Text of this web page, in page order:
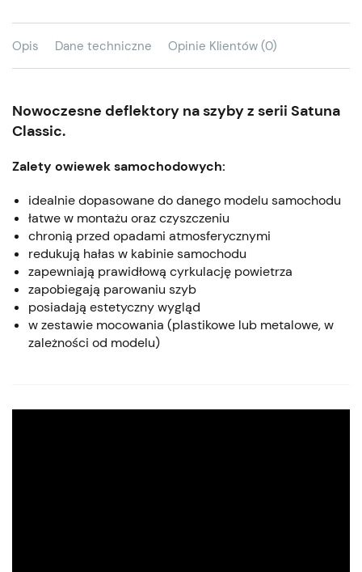
Opis Dane techniczne Opinie Klientów (0)
Nowoczesne deflektory na szyby z serii Satuna
Classic.
Zalety owiewek samochodowych:
idealnie dopasowane do danego modelu samochodu
łatwe w montażu oraz czyszczeniu
chronią przed opadami atmosferycznymi
redukują hałas w kabinie samochodu
zapewniają prawidłową cyrkulację powietrza
zapobiegają parowaniu szyb
posiadają estetyczny wygląd
w zestawie mocowania (plastikowe lub metalowe, w
zależności od modelu)